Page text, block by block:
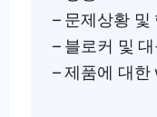
– 문제상황 및
– 블로커 및
– 제품에 대한